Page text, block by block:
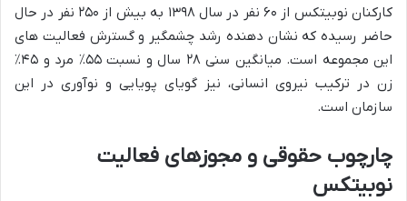
کارکنان نوبیتکس از ۶۰ نفر در سال ۱۳۹۸ به بیش از ۲۵۰ نفر در حال
حاضر رسیده که نشان دهنده رشد چشمگیر و گسترش فعالیت های
این مجموعه است. میانگین سنی ۲۸ سال و نسبت ۵۵٪ مرد و ۴۵٪
زن در ترکیب نیروی انسانی، نیز گویای پویایی و نوآوری در این
سازمان است.
چارچوب حقوقی و مجوزهای فعالیت
نوبیتکس